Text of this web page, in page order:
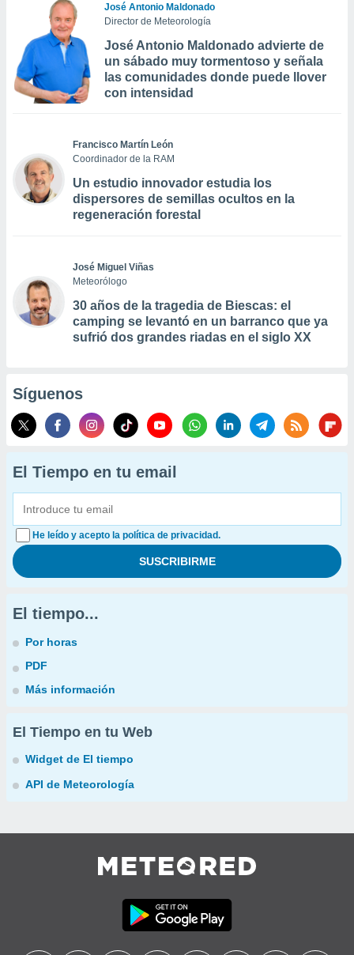
José Antonio Maldonado
Director de Meteorología
José Antonio Maldonado advierte de
un sábado muy tormentoso y señala
las comunidades donde puede llover
con intensidad
Francisco Martín León
Coordinador de la RAM
Un estudio innovador estudia los
dispersores de semillas ocultos en la
regeneración forestal
José Miguel Viñas
Meteorólogo
30 años de la tragedia de Biescas: el
camping se levantó en un barranco que ya
sufrió dos grandes riadas en el siglo XX
Síguenos
El Tiempo en tu email
He leído y acepto la política de privacidad.
El tiempo...
Por horas
PDF
Más información
El Tiempo en tu Web
Widget de El tiempo
API de Meteorología